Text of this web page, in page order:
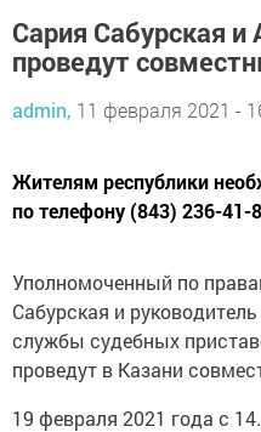
Сария Сабурская и
проведут
admin, 11 февраля 2021 -
Жителям республики
по телефону (843) 236-41-
Уполномоченный по
Сабурская и
службы судебных
проведут в Казани
19 февраля 2021 года с